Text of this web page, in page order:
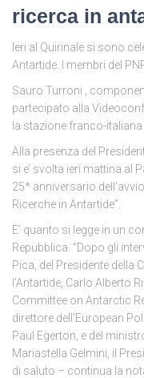
ricerca in
Ieri al Quirinale si sono
Antartide. I membri del
Sauro Turroni ,
partecipato alla
la stazione franco-
Alla presenza del
si e’ svolta ieri mattina al
25* anniversario
Ricerche in Antartide”.
E’ quanto si legge in un
Repubblica. ”Dopo gli
Pica, del Presidente della
l’Antartide, Carlo Alberto
Committee on Antarctic
direttore dell’European
Paul Egerton, e del
Mariastella Gelmini, il
di saluto – continua la